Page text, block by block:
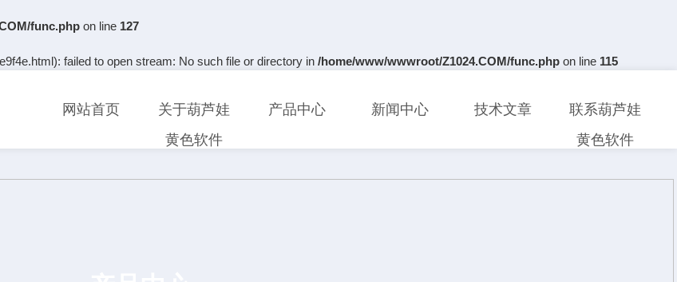
func.php on line 127
failed to open stream: No such file or directory in /home/www/wwwroot/Z1024.COM/func.php on line 115
网站首页
关于葫芦娃
黄色软件
产品中心 新闻中心 技术文章
联系葫芦娃
黄色软件